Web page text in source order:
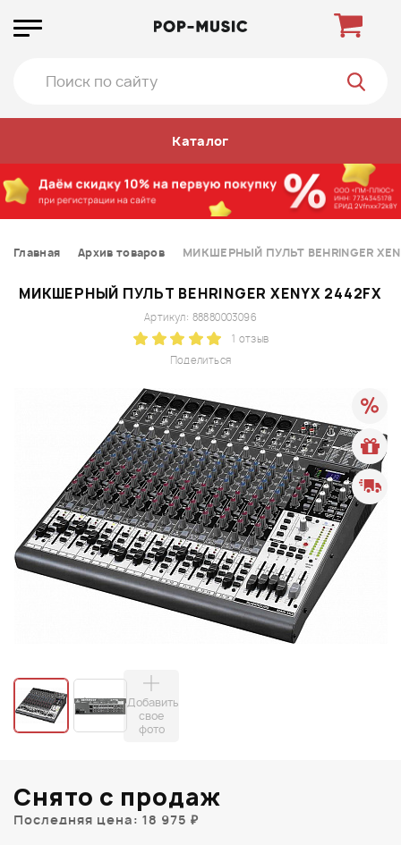
Каталог
Главная Архив товаров МИКШЕРНЫЙ ПУЛЬТ BEHRINGER
МИКШЕРНЫЙ ПУЛЬТ BEHRINGER XENYX 2442FX
Поделиться
Артикул: 88880003096
1 отзыв
Добавить
свое
фото
Снято с продаж
Последняя цена: 18 975 ₽